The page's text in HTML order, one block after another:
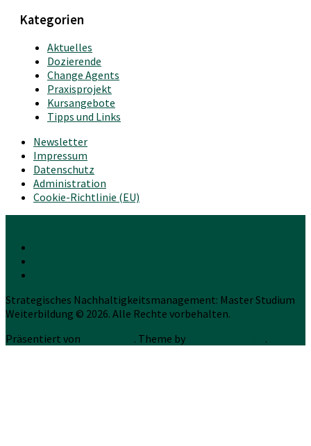
Kategorien
Aktuelles
Dozierende
Change Agents
Praxisprojekt
Kursangebote
Tipps und Links
Newsletter
Impressum
Datenschutz
Administration
Cookie-Richtlinie (EU)
Strategisches Nachhaltigkeitsmanagement: Master Studium
Weiterbildung © 2026. Alle Rechte vorbehalten.
Präsentiert von
. Theme by .